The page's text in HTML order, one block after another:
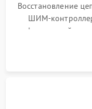
Восстановление
ШИМ-
инфракрасной
чипа и